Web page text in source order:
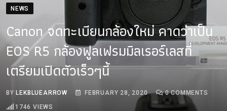
NEWS
Canon จดทะเบียนกล้องใหม่ คาดว่าเป็น
EOS R5 กล้องฟูลเฟรมมิลเรอร์เลสที่
เตรียมเปิดตัวเร็วๆนี้
BYLEKBLUEARROW FEBRUARY 28, 2020 0COMMENTS
1746 VIEWS